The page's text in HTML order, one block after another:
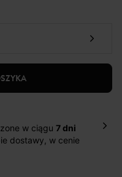
w ciągu 7 dni
dostawy, w cenie